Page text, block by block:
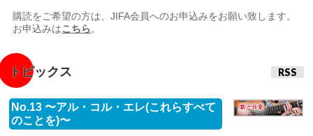
購読をご希望の方は、JIFA会員へのお申込みをお願い致します。
お申込みはこちら。
トピックス RSS
No.13 〜アル・コル・エレ(これらすべて
のことを)〜